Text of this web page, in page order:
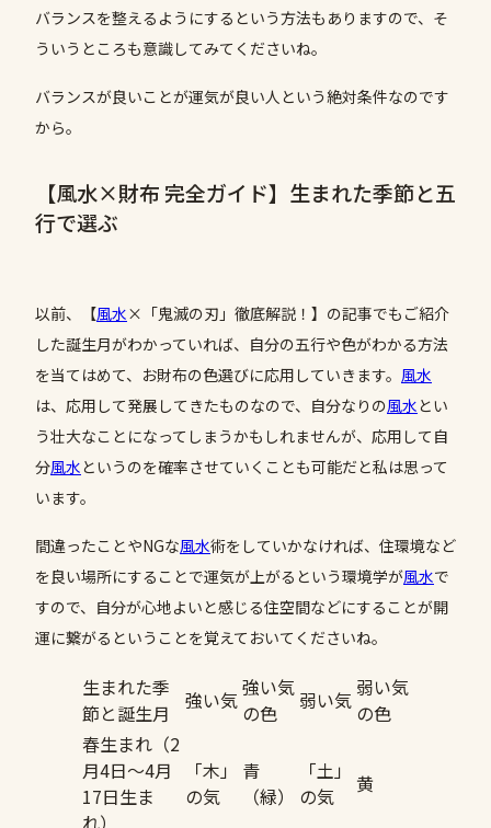
バランスを整えるようにするという方法もありますので、そ
ういうところも意識してみてくださいね。
バランスが良いことが運気が良い人という絶対条件なのです
から。
【風水×財布 完全ガイド】生まれた季節と五
行で選ぶ
以前、【風水×「鬼滅の刃」徹底解説！】の記事でもご紹介
した誕生月がわかっていれば、自分の五行や色がわかる方法
を当てはめて、お財布の色選びに応用していきます。 風水
は、応用して発展してきたものなので、自分なりの風水とい
う壮大なことになってしまうかもしれませんが、応用して自
分風水というのを確率させていくことも可能だと私は思って
います。
間違ったことやNGな風水術をしていかなければ、住環境など
を良い場所にすることで運気が上がるという環境学が風水で
すので、自分が心地よいと感じる住空間などにすることが開
運に繋がるということを覚えておいてくださいね。
生まれた季
節と誕生月
強い気強い気
の色
弱い気 弱い気
の色
春生まれ（2
月4日〜4月
17日生ま
「木」
の気
青
（緑）
「土」
の気
黄